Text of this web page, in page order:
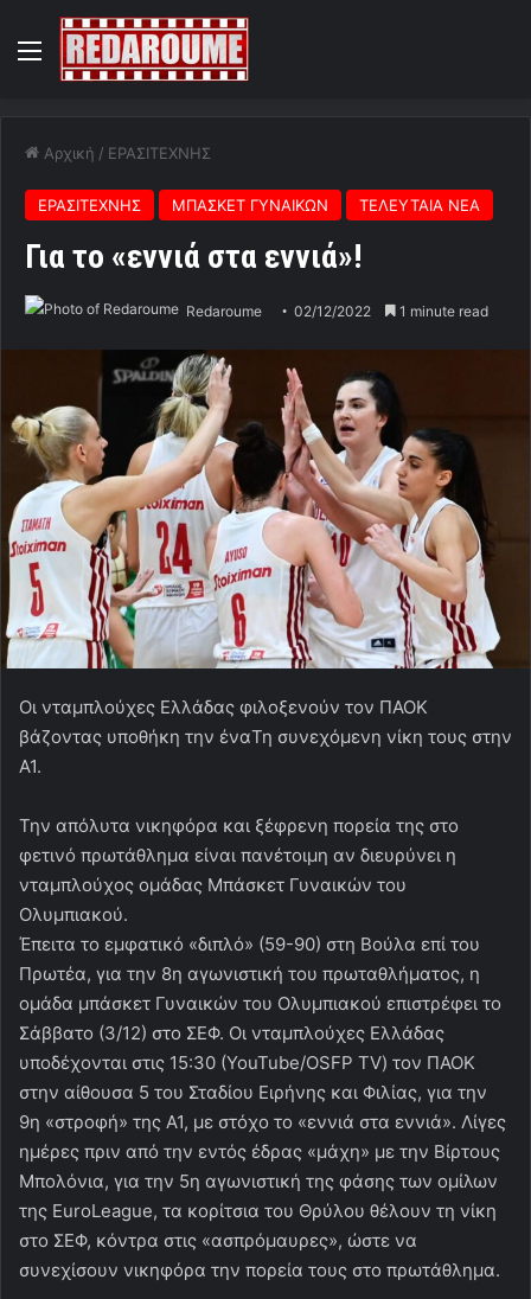
Menu
Αρχική / ΕΡΑΣΙΤΕΧΝΗΣ
ΕΡΑΣΙΤΕΧΝΗΣ ΜΠΑΣΚΕΤ ΓΥΝΑΙΚΩΝ ΤΕΛΕΥΤΑΙΑ ΝΕΑ
Για το «εννιά στα εννιά»!
Redaroume 02/12/2022 1 minute read
Οι νταμπλούχες Ελλάδας φιλοξενούν τον ΠΑΟΚ
βάζοντας υποθήκη την έναΤη συνεχόμενη νίκη τους στην
Α1.
Την απόλυτα νικηφόρα και ξέφρενη πορεία της στο
φετινό πρωτάθλημα είναι πανέτοιμη αν διευρύνει η
νταμπλούχος ομάδας Μπάσκετ Γυναικών του
Ολυμπιακού.
Έπειτα το εμφατικό «διπλό» (59-90) στη Βούλα επί του
Πρωτέα, για την 8η αγωνιστική του πρωταθλήματος, η
ομάδα μπάσκετ Γυναικών του Ολυμπιακού επιστρέφει το
Σάββατο (3/12) στο ΣΕΦ. Οι νταμπλούχες Ελλάδας
υποδέχονται στις 15:30 (YouTube/OSFP TV) τον ΠΑΟΚ
στην αίθουσα 5 του Σταδίου Ειρήνης και Φιλίας, για την
9η «στροφή» της Α1, με στόχο το «εννιά στα εννιά». Λίγες
ημέρες πριν από την εντός έδρας «μάχη» με την Βίρτους
Μπολόνια, για την 5η αγωνιστική της φάσης των ομίλων
της EuroLeague, τα κορίτσια του Θρύλου θέλουν τη νίκη
στο ΣΕΦ, κόντρα στις «ασπρόμαυρες», ώστε να
συνεχίσουν νικηφόρα την πορεία τους στο πρωτάθλημα.